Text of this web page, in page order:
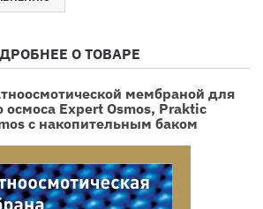
О ТОВАРЕ
мембраной для
осмоса Expert Osmos, Praktic
с накопительным баком